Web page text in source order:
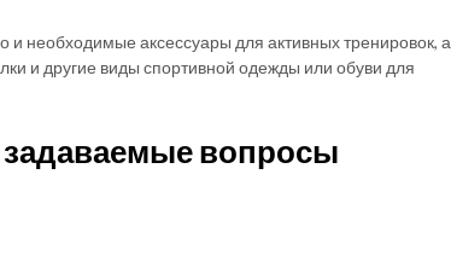
необходимые аксессуары для активных тренировок, а
и другие виды спортивной одежды или обуви для
вопросы